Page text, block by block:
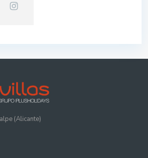
(Alicante)